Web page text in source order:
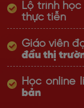
Lộ trình học
thực tiễn
Giáo viên
đầu thị
Học online
bản